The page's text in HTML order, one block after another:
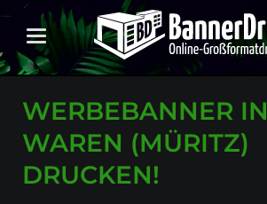
WERBEBANNER IN
WAREN (MÜRITZ)
DRUCKEN!